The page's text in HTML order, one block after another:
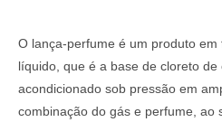
O lança-perfume é um produto
líquido, que é a base de cloreto de
acondicionado sob pressão em
combinação do gás e perfume, ao